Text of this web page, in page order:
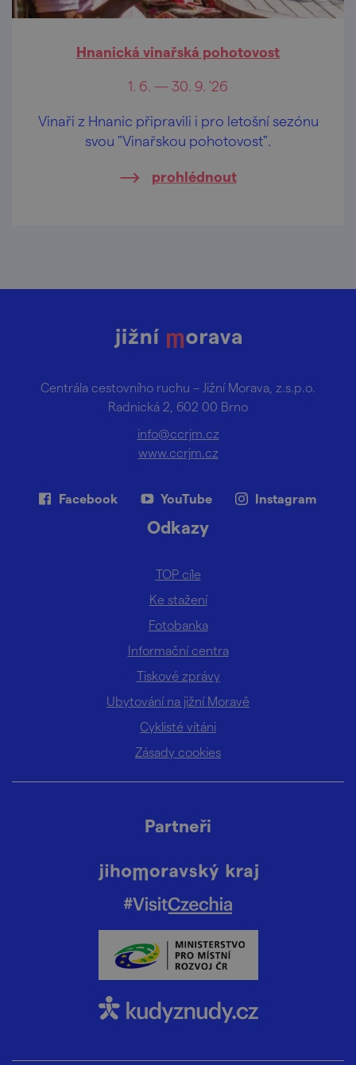
Hnanická vinařská pohotovost
1. 6. — 30. 9. '26
Vinaři z Hnanic připravili i pro letošní sezónu
svou "Vinařskou pohotovost".
prohlédnout
Centrála cestovního ruchu – Jižní Morava, z.s.p.o.
Radnická 2, 602 00 Brno
info@ccrjm.cz
www.ccrjm.cz
Facebook YouTube Instagram
Odkazy
TOP cíle
Ke stažení
Fotobanka
Informační centra
Tiskové zprávy
Ubytování na jižní Moravě
Cyklisté vítáni
Zásady cookies
Partneři